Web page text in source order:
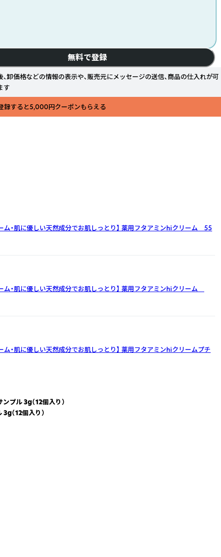
無料で登録
、卸価格などの情報の表示や、販売元にメッセージの送信、商品の仕入れが可
す
登録すると5,000円クーポンもらえる
ム・肌に優しい天然成分でお肌しっとり】 薬用フタアミンhiクリーム 55
ム・肌に優しい天然成分でお肌しっとり】 薬用フタアミンhiクリーム
ム・肌に優しい天然成分でお肌しっとり】 薬用フタアミンhiクリームプチ
プル 3g（12個入り）
（12個入り）